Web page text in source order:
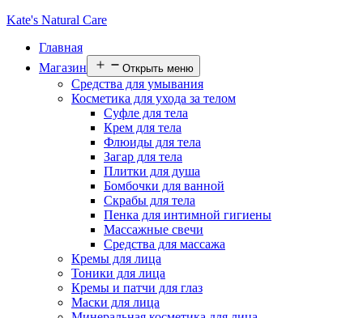
Kate's Natural Care
Главная
Магазин
Открыть меню
Средства для умывания
Косметика для ухода за телом
Суфле для тела
Крем для тела
Флюиды для тела
Загар для тела
Плитки для душа
Бомбочки для ванной
Скрабы для тела
Пенка для интимной гигиены
Массажные свечи
Средства для массажа
Кремы для лица
Тоники для лица
Кремы и патчи для глаз
Маски для лица